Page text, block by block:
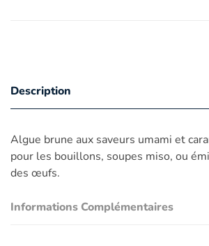
Description
Algue brune aux saveurs umami et
pour les bouillons, soupes miso, ou
des œufs.
Informations Complémentaires